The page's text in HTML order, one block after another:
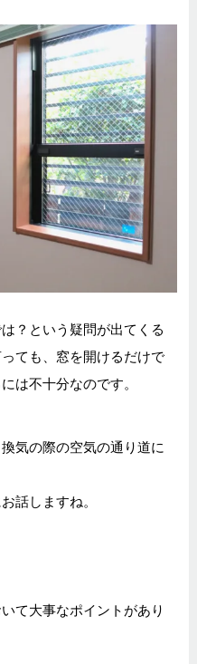
？という疑問が出てくる
ても、窓を開けるだけで
は不十分なのです。
気の際の空気の通り道に
話しますね。
て大事なポイントがあり